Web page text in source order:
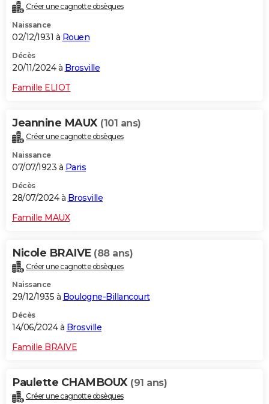
Créer une cagnotte obsèques
Naissance
02/12/1931 à Rouen
Décès
20/11/2024 à Brosville
Famille ELIOT
Jeannine MAUX (101 ans)
Créer une cagnotte obsèques
Naissance
07/07/1923 à Paris
Décès
28/07/2024 à Brosville
Famille MAUX
Nicole BRAIVE (88 ans)
Créer une cagnotte obsèques
Naissance
29/12/1935 à Boulogne-Billancourt
Décès
14/06/2024 à Brosville
Famille BRAIVE
Paulette CHAMBOUX (91 ans)
Créer une cagnotte obsèques